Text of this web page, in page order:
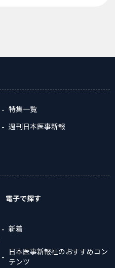
特集一覧
週刊日本医事新報
電子で探す
新着
日本医事新報社のおすすめコン
テンツ